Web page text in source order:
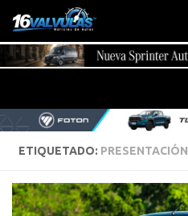
Saltar al contenido
ETIQUETADO: PRESENTACIÓN